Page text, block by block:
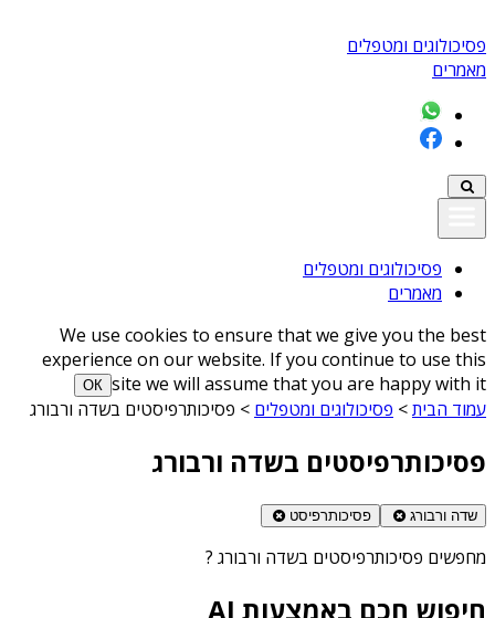
פסיכולוגים ומטפלים
מאמרים
פסיכולוגים ומטפלים
מאמרים
We use cookies to ensure that we give you the best
experience on our website. If you continue to use this
site we will assume that you are happy with it
ОК
עמוד הבית> פסיכולוגים ומטפלים > פסיכותרפיסטים בשדה ורבורג
פסיכותרפיסטים בשדה ורבורג
שדה ורבורג פסיכותרפיסט
מחפשים פסיכותרפיסטים בשדה ורבורג ?
חיפוש חכם באמצעות AI